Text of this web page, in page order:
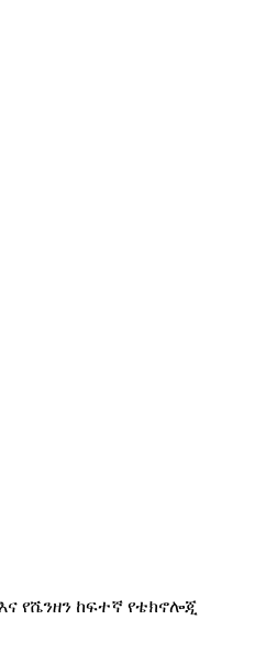
የሼንዘን ከፍተኛ የቴክኖሎጂ